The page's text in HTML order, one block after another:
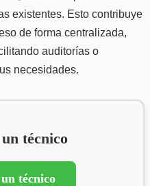
existentes. Esto contribuye
de forma centralizada,
auditorías o
necesidades.
técnico
técnico